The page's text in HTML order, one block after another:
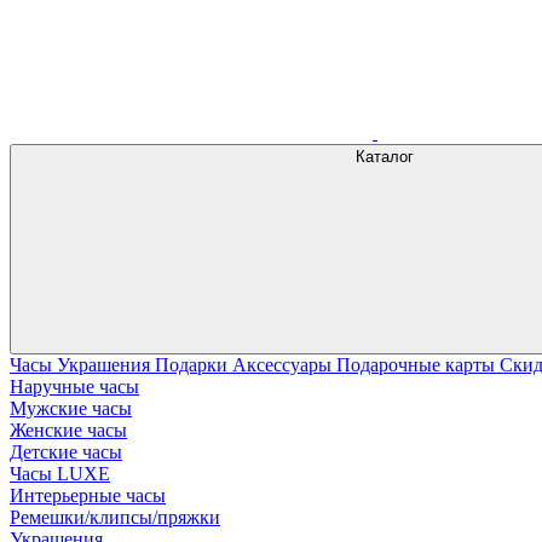
Каталог
Часы Украшения Подарки Аксессуары Подарочные карты
Наручные часы
Мужские часы
Женские часы
Детские часы
Часы LUXE
Интерьерные часы
Ремешки/клипсы/пряжки